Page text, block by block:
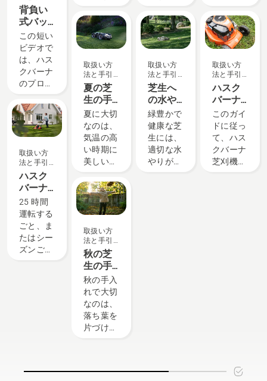
き
背負い
式バッ
テリー
の正し
い設定
と調整
方法
この短い
ビデオで
は、ハス
クバーナ
のプロ向
リー製品
と共に使
用する
大容量背
負い式バ
ッテリ
ー」の正
しい設定
と調整方
法を説明
していま
す。背負
労が大幅
取扱い方
法と手引
き
ハスク
バーナ
芝刈機
のオイ
ル交換
方法
25 時間
運転する
ごと、ま
たはシー
ズンごと
る必要が
です。で
も、ゲー
ムやスポ
芸の活動
の間に、
芝を生涯
にわたっ
て生き生
きと保つ
にはどう
したらい
いのでし
れは可能
なのでし
ょうか？
は、その
答えを得
るため
に、この
業界で最
も優れた
人物の一
人に話を
聞きまし
取扱い方
法と手引
き
夏の芝
生の手
入れ方
法 - 6つ
のヒン
ト
夏に大切
なのは、
気温の高
い時期に
美しい庭
ることで
す。ここ
では、気
なる季節
でも芝生
を美しく
生育させ
続けるこ
とのでき
る、簡単
な手入れ
のコツを
取扱い方
法と手引
き
秋の芝
生の手
入れ方
法 - 6つ
のヒン
ト
秋の手入
れで大切
なのは、
落ち葉を
片づけた
季節に備
する際に
役立つ、
考慮する
つかのポ
イントを
ご紹介し
ます。
取扱い方
法と手引
き
芝生へ
の水や
り
緑豊かで
健康な芝
生には、
適切な水
やりが欠
寿命を延
ばすため
に、いく
とを考慮
する必要
がありま
す。
取扱い方
法と手引
き
ハスク
バーナ
芝刈機
へのマ
ルチキ
ットの
取り付
このガイ
ドに従っ
て、ハス
クバーナ
芝刈機に